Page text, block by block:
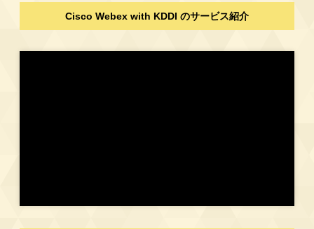
Cisco Webex with KDDI のサービス紹介